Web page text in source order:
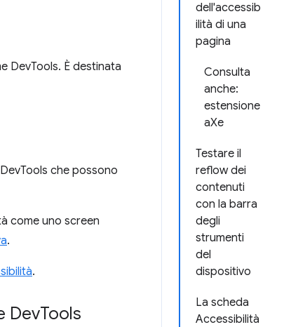
dell'accessib
ilità di una
pagina
Consulta
anche:
estensione
aXe
Testare il
reflow dei
contenuti
con la barra
degli
strumenti
del
dispositivo
La scheda
Accessibilità
DevTools. È destinata
che possono
come uno screen
.
.
DevTools